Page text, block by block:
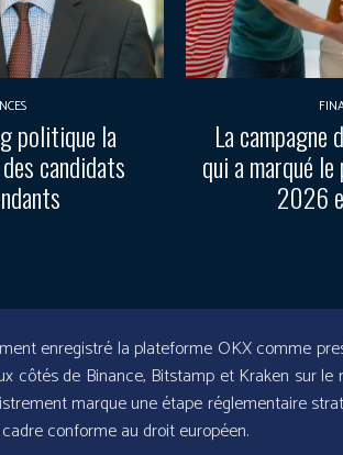
politique la
candidats
La
qui a marqué
2026
enregistré la plateforme OKX comme
côtés de Binance, Bitstamp et Kraken sur le
marque une étape réglementaire
conforme au droit européen.